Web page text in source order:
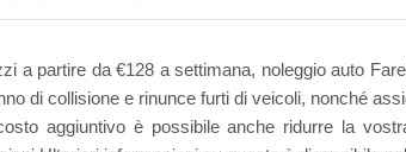
a partire da €128 a settimana, noleggio auto
di collisione e rinunce furti di veicoli, nonché
aggiuntivo è possibile anche ridurre la